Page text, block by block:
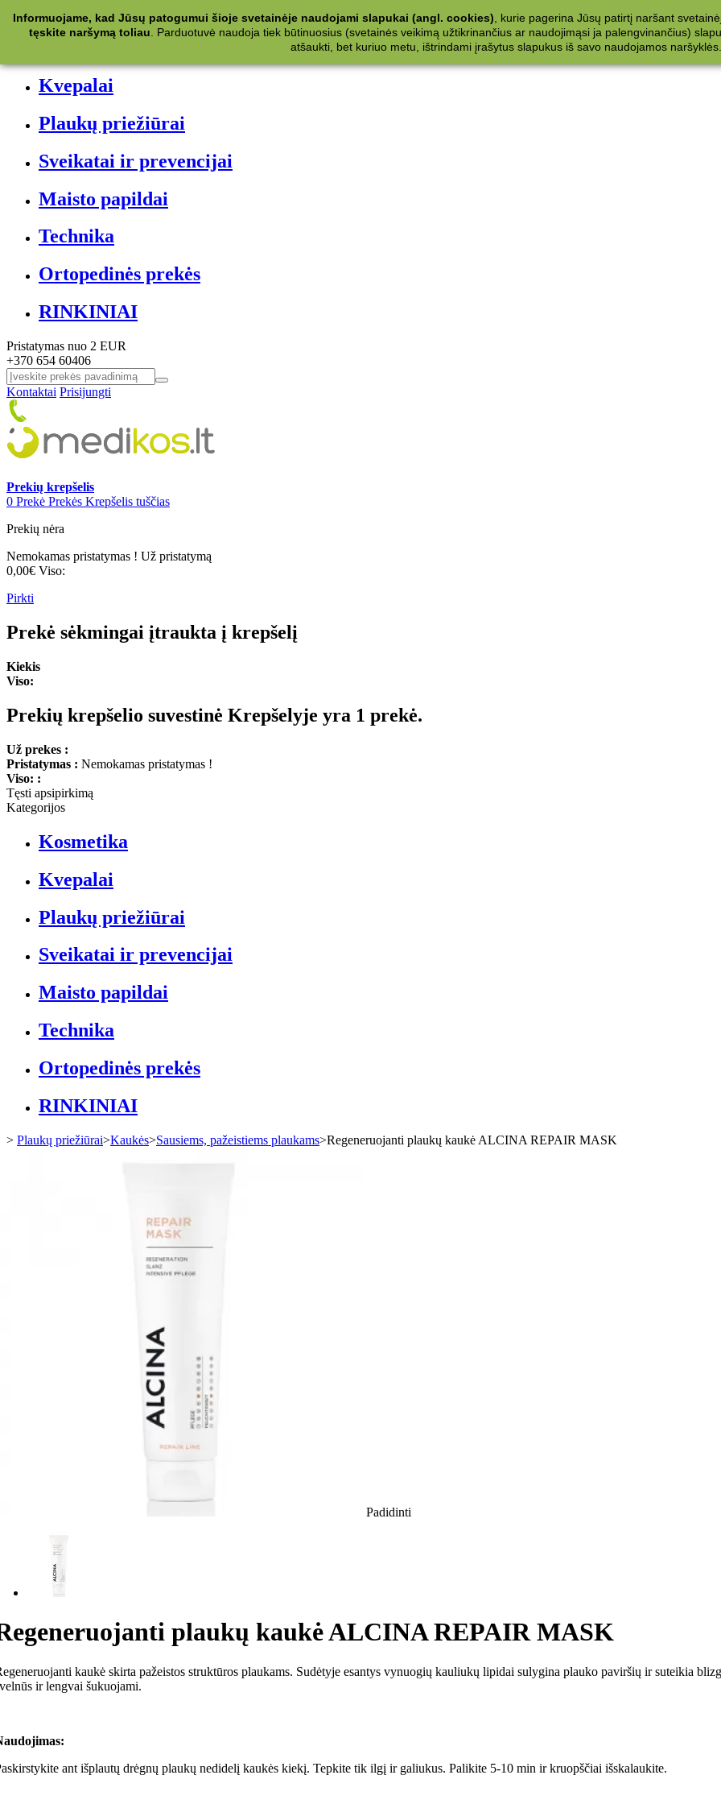
Kategorijos
Kvepalai
Plaukų priežiūrai
Sveikatai ir prevencijai
Maisto papildai
Technika
Ortopedinės prekės
RINKINIAI
Pristatymas nuo 2 EUR
+370 654 60406
Kontaktai Prisijungti
Prekių krepšelis
0 Prekė Prekės Krepšelis tuščias
Prekių nėra
Nemokamas pristatymas ! Už pristatymą
0,00€ Viso:
Pirkti
Prekė sėkmingai įtraukta į krepšelį
Kiekis
Viso:
Prekių krepšelio suvestinė Krepšelyje yra 1 prekė.
Už prekes :
Pristatymas : Nemokamas pristatymas !
Viso: :
Tęsti apsipirkimą
Kategorijos
Kosmetika
Kvepalai
Plaukų priežiūrai
Sveikatai ir prevencijai
Maisto papildai
Technika
Ortopedinės prekės
RINKINIAI
> Plaukų priežiūrai>Kaukės>Sausiems, pažeistiems plaukams>Regeneruojanti plaukų kaukė ALCINA REPAIR MASK
Padidinti
plaukų kaukė ALCINA REPAIR MASK
kaukė skirta pažeistos struktūros plaukams. Sudėtyje esantys vynuogių kauliukų lipidai sulygina plauko paviršių ir suteikia
ir lengvai šukuojami.
ant išplautų drėgnų plaukų nedidelį kaukės kiekį. Tepkite tik ilgį ir galiukus. Palikite 5-10 min ir kruopščiai išskalaukite.
Informuojame, kad Jūsų patogumui šioje svetainėje naudojami slapukai (angl. cookies) , kurie pagerina Jūsų patirtį naršant
tęskite naršymą toliau
Parduotuvė naudoja tiek būtinuosius (svetainės veikimą užtikrinančius ar naudojimąsi ja palengvinančius)
atšaukti, bet kuriuo metu, ištrindami įrašytus slapukus iš savo naudojamos naršyklės.